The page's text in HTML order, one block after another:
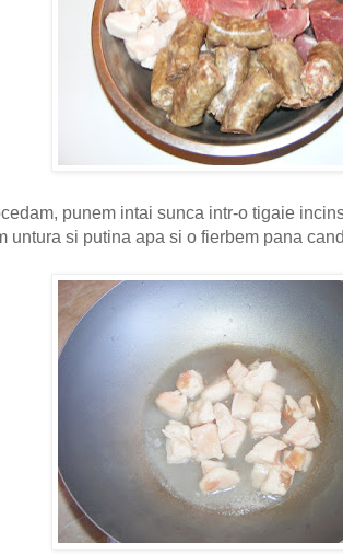
punem intai sunca intr-o tigaie
untura si putina apa si o fierbem pana